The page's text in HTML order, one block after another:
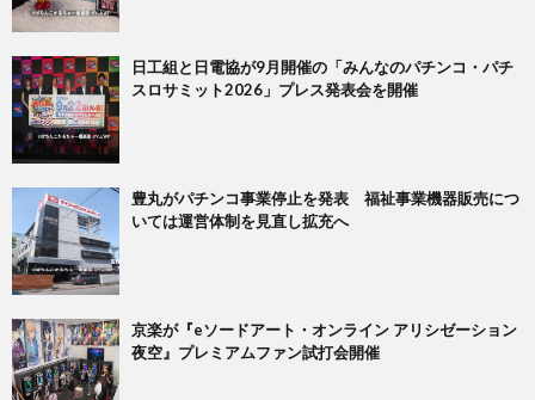
日工組と日電協が9月開催の「みんなのパチンコ・パチ
スロサミット2026」プレス発表会を開催
豊丸がパチンコ事業停止を発表 福祉事業機器販売につ
いては運営体制を見直し拡充へ
京楽が『eソードアート・オンライン アリシゼーション
夜空』プレミアムファン試打会開催